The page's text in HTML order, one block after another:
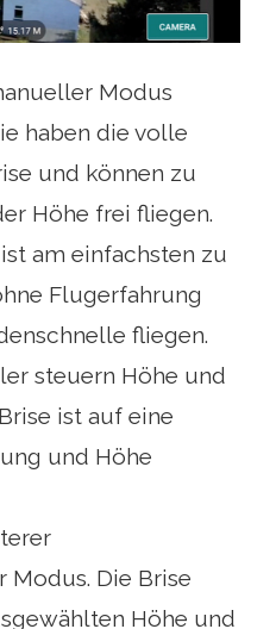
Modus
haben die volle
und können zu
Höhe frei fliegen.
am einfachsten zu
Flugerfahrung
fliegen.
steuern Höhe und
ist auf eine
und Höhe
Die Brise
Höhe und